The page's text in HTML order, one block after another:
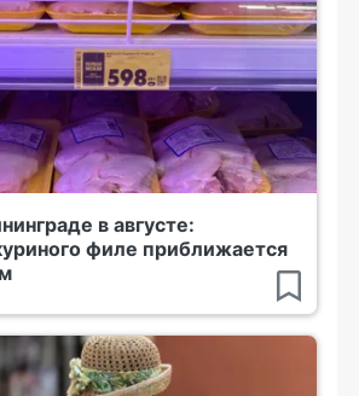
в августе:
филе приближается